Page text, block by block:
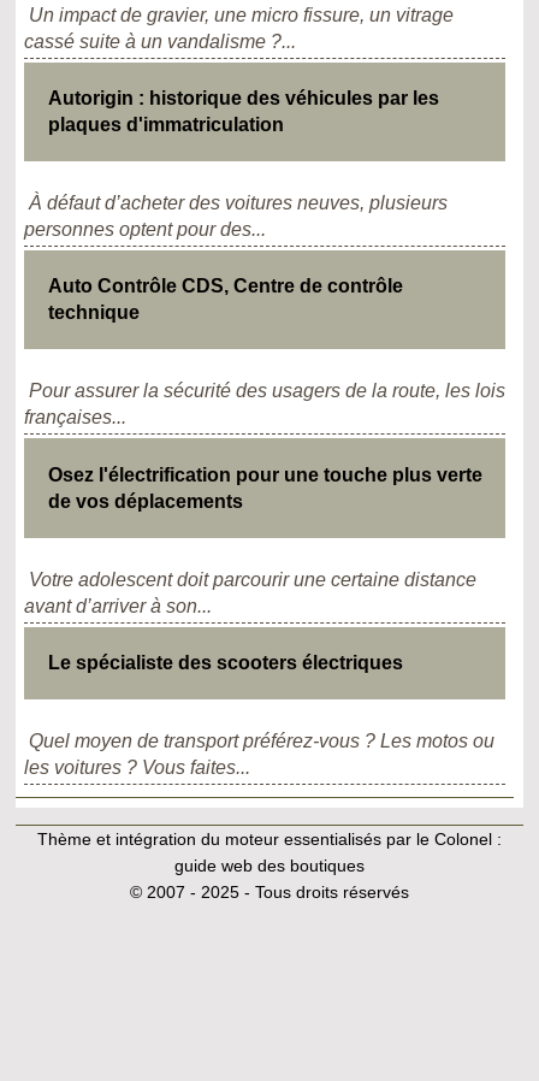
Un impact de gravier, une micro fissure, un vitrage
cassé suite à un vandalisme ?...
Autorigin : historique des véhicules par les
plaques d'immatriculation
À défaut d’acheter des voitures neuves, plusieurs
personnes optent pour des...
Auto Contrôle CDS, Centre de contrôle
technique
Pour assurer la sécurité des usagers de la route, les lois
françaises...
Osez l'électrification pour une touche plus verte
de vos déplacements
Votre adolescent doit parcourir une certaine distance
avant d’arriver à son...
Le spécialiste des scooters électriques
Quel moyen de transport préférez-vous ? Les motos ou
les voitures ? Vous faites...
Thème et intégration du moteur essentialisés par le Colonel :
guide web des boutiques
© 2007 - 2025 - Tous droits réservés